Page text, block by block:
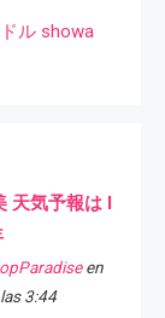
ル showa
天気予報は I
en
3:44